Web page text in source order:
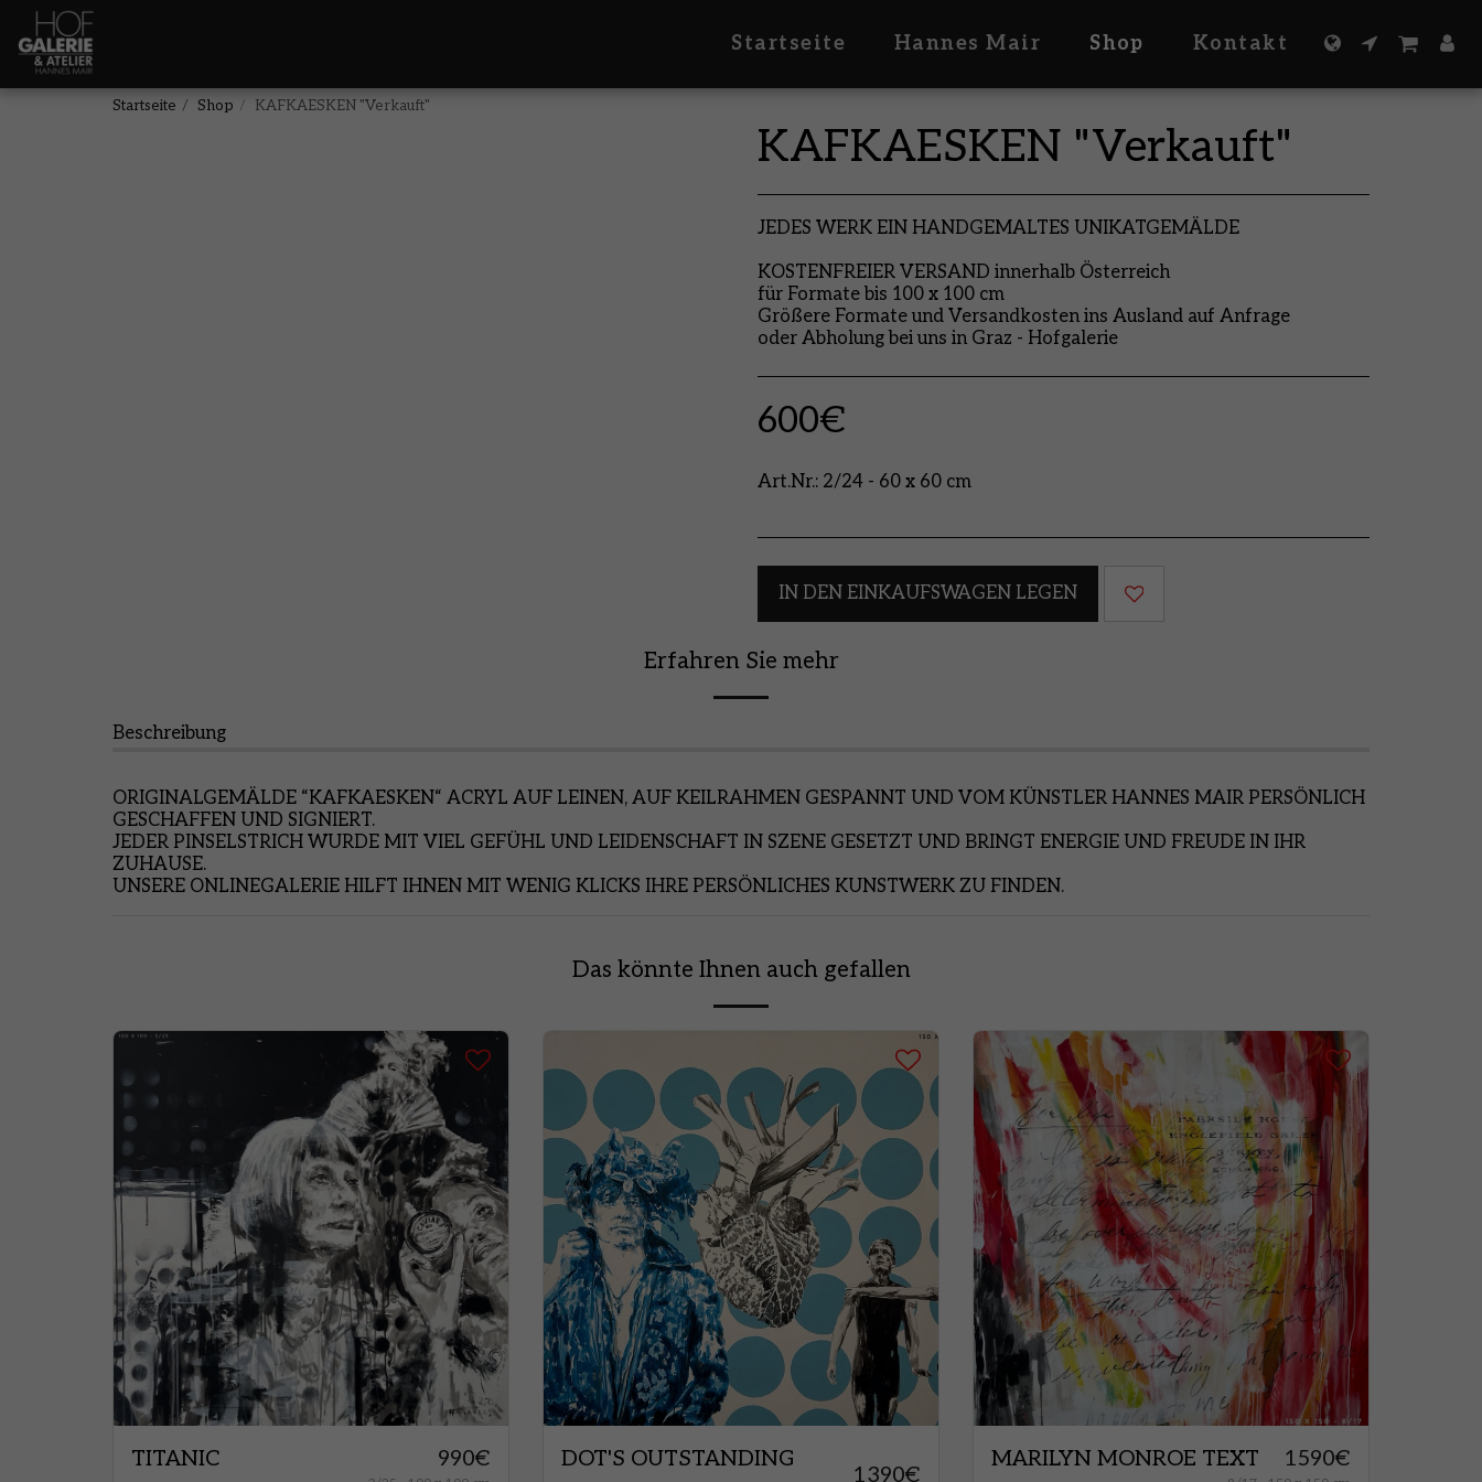
Startseite Hannes Mair Shop Kontakt
Startseite Shop KAFKAESKEN "Verkauft"
KAFKAESKEN "Verkauft"
JEDES WERK EIN HANDGEMALTES UNIKATGEMÄLDE
KOSTENFREIER VERSAND innerhalb Österreich
für Formate bis 100 x 100 cm
Größere Formate und Versandkosten ins Ausland auf Anfrage
oder Abholung bei uns in Graz - Hofgalerie
600€
Art.Nr.: 2/24 - 60 x 60 cm
IN DEN EINKAUFSWAGEN LEGEN
Erfahren Sie mehr
Beschreibung
ORIGINALGEMÄLDE “KAFKAESKEN“ ACRYL AUF LEINEN, AUF KEILRAHMEN GESPANNT UND VOM KÜNSTLER HANNES MAIR PERSÖNLICH
GESCHAFFEN UND SIGNIERT.
JEDER PINSELSTRICH WURDE MIT VIEL GEFÜHL UND LEIDENSCHAFT IN SZENE GESETZT UND BRINGT ENERGIE UND FREUDE IN IHR
ZUHAUSE.
UNSERE ONLINEGALERIE HILFT IHNEN MIT WENIG KLICKS IHRE PERSÖNLICHES KUNSTWERK ZU FINDEN.
Das könnte Ihnen auch gefallen
TITANIC 990€
DOT'S OUTSTANDING
1390€
MARILYN MONROE TEXT 1590€